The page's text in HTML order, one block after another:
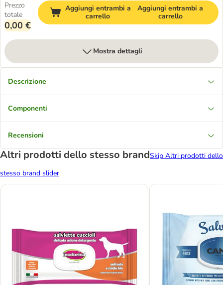
Prezzo
totale
0,00 €
Aggiungi entrambi a
carrello
Aggiungi entrambi a
carrello
Mostra dettagli
Descrizione
Componenti
Recensioni
Altri prodotti dello stesso brandSkip Altri prodotti dello
stesso brand slider